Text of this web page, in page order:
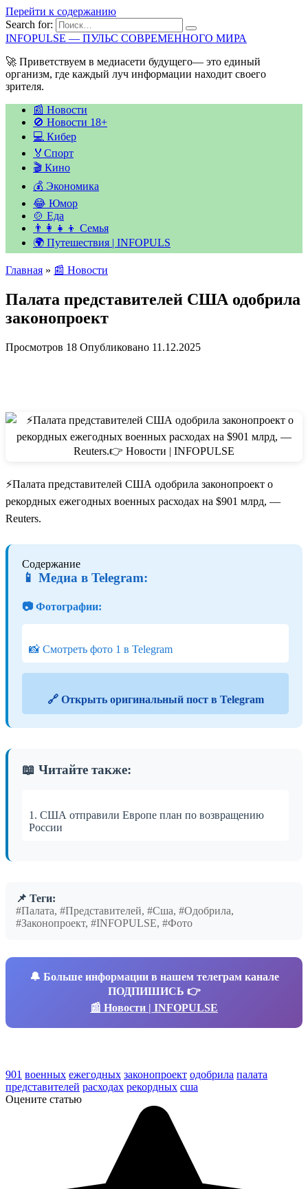
Перейти к содержанию
Search for:
INFOPULSE — ПУЛЬС СОВРЕМЕННОГО МИРА
🚀 Приветствуем в медиасети будущего— это единый
организм, где каждый луч информации находит своего
зрителя.
📰 Новости
🚫 Новости 18+
💻 Кибер
🏅Спорт
🎬 Кино
💰 Экономика
😂 Юмор
🍲 Еда
👨‍👩‍👧‍👦 Семья
🌍 Путешествия | INFOPULS
Главная » 📰 Новости
Палата представителей США одобрила
законопроект
Просмотров 18 Опубликовано 11.12.2025
⚡️Палата представителей США одобрила законопроект о
рекордных ежегодных военных расходах на $901 млрд, —
Reuters.
Содержание
📱 Медиа в Telegram:
📷 Фотографии:
📸 Смотреть фото 1 в Telegram
🔗 Открыть оригинальный пост в Telegram
📖 Читайте также:
1. США отправили Европе план по возвращению
России
📌 Теги:
#Палата, #Представителей, #Сша, #Одобрила,
#Законопроект, #INFOPULSE, #Фото
🔔 Больше информации в нашем телеграм канале
ПОДПИШИСЬ 👉
📰 Новости | INFOPULSE
901 военных ежегодных законопроект одобрила палата
представителей расходах рекордных сша
Оцените статью